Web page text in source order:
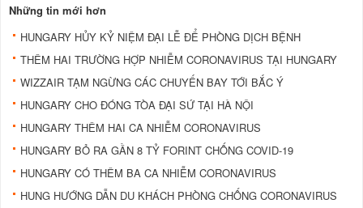
Những tin mới hơn
HUNGARY HỦY KỶ NIỆM ĐẠI LỄ ĐỂ PHÒNG DỊCH BỆNH
THÊM HAI TRƯỜNG HỢP NHIỄM CORONAVIRUS TẠI HUNGARY
WIZZAIR TẠM NGỪNG CÁC CHUYẾN BAY TỚI BẮC Ý
HUNGARY CHO ĐÓNG TÒA ĐẠI SỨ TẠI HÀ NỘI
HUNGARY THÊM HAI CA NHIỄM CORONAVIRUS
HUNGARY BỎ RA GẦN 8 TỶ FORINT CHỐNG COVID-19
HUNGARY CÓ THÊM BA CA NHIỄM CORONAVIRUS
HUNG HƯỚNG DẪN DU KHÁCH PHÒNG CHỐNG CORONAVIRUS